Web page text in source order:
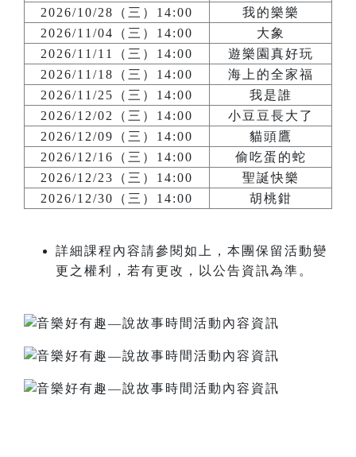
2026/10/28（三）14:00
我的樂樂
2026/11/04（三）14:00
大象
2026/11/11（三）14:00
遊樂園真好玩
2026/11/18（三）14:00
海上的全家福
2026/11/25（三）14:00
我是誰
2026/12/02（三）14:00
小豆豆長大了
2026/12/09（三）14:00
貓頭鷹
2026/12/16（三）14:00
偷吃蛋的蛇
2026/12/23（三）14:00
聖誕快樂
2026/12/30（三）14:00
胡桃鉗
詳細課程內容請參閱如上，本團保留活動變
更之權利，若有更改，以公告資訊為準。